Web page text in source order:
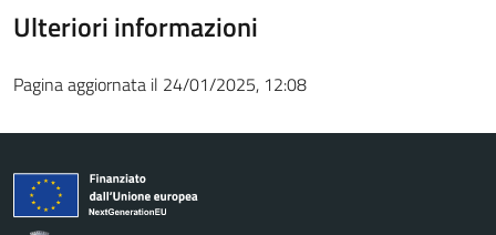
Ulteriori informazioni
Pagina aggiornata il 24/01/2025, 12:08